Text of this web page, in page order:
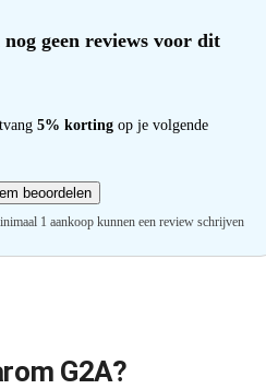
geen reviews voor dit
5% korting op je volgende
beoordelen
1 aankoop kunnen een review schrijven
G2A?